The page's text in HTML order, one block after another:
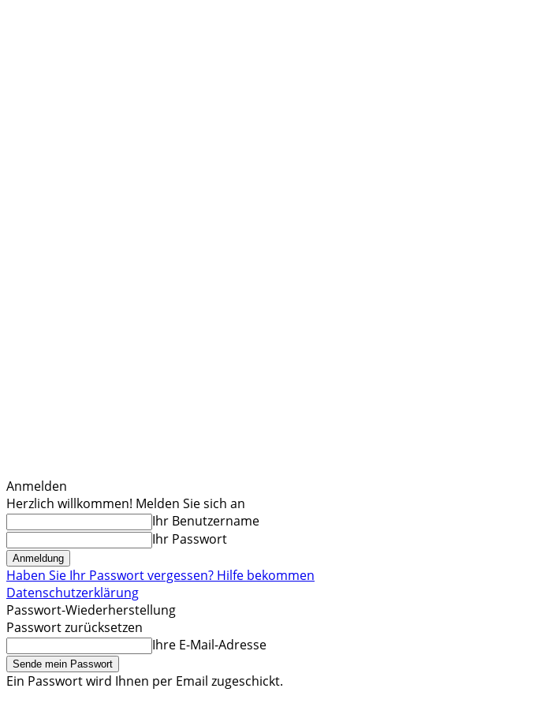
Anmelden
Herzlich willkommen! Melden Sie sich an
Ihr Benutzername
Ihr Passwort
Haben Sie Ihr Passwort vergessen? Hilfe bekommen
Datenschutzerklärung
Passwort-Wiederherstellung
Passwort zurücksetzen
Ihre E-Mail-Adresse
Ein Passwort wird Ihnen per Email zugeschickt.